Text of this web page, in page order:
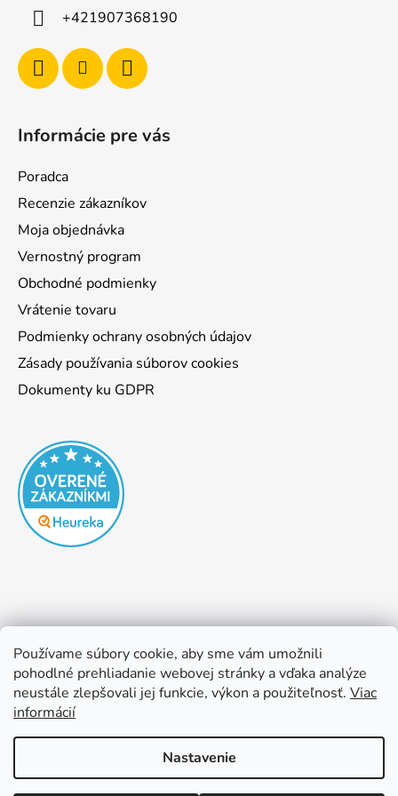
Používame súbory cookie, aby sme vám umožnili
pohodlné prehliadanie webovej stránky a vďaka analýze
neustále zlepšovali jej funkcie, výkon a použiteľnosť. Viac
informácií
Nastavenie
+421907368190
Informácie pre vás
Poradca
Recenzie zákazníkov
Moja objednávka
Vernostný program
Obchodné podmienky
Vrátenie tovaru
Podmienky ochrany osobných údajov
Zásady používania súborov cookies
Dokumenty ku GDPR